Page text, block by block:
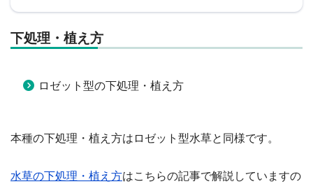
下処理・植え方
ロゼット型の下処理・植え方
本種の下処理・植え方はロゼット型水草と同様です。
水草の下処理・植え方はこちらの記事で解説していますの